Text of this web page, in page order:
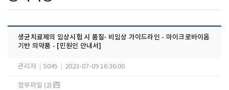
생균치료제의 임상시험 시 품질· 비임상 가이드라인 - 마이크로바이옴
기반 의약품 - [민원인 안내서]
관리자 5045 2023-07-09 16:36:00
첨부파일 (2)